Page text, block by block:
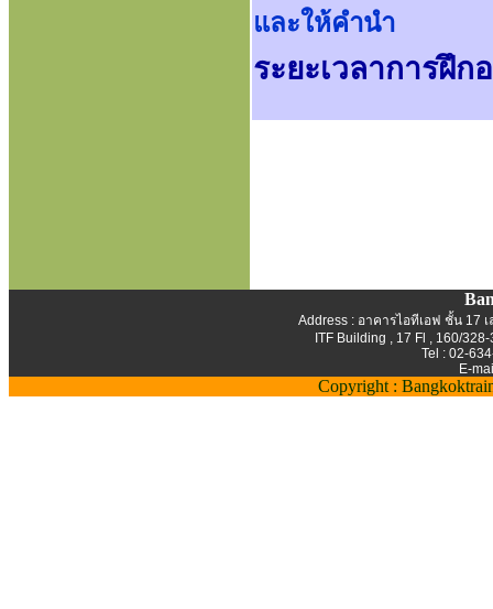
และให้คำนำ
ระยะเวลาการฝึก
Address : อาคารไอทีเอฟ ชั้น 17
ITF Building , 17 Fl , 160/
Tel : 02-
E-
Copyright :